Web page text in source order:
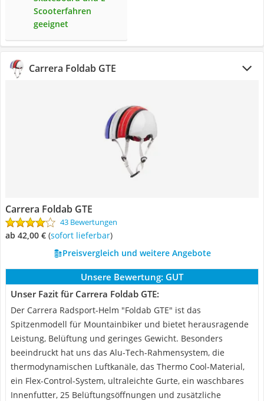
Scooterfahren
geeignet
Carrera Foldab GTE
Carrera Foldab GTE
43 Bewertungen
ab 42,00 € ( Sofort lieferbar)
Preisvergleich und weitere Angebote
Unsere Bewertung: GUT
Unser Fazit für Carrera Foldab GTE:
Der Carrera Radsport-Helm "Foldab GTE" ist das
Spitzenmodell für Mountainbiker und bietet herausragende
Leistung, Belüftung und geringes Gewicht. Besonders
beeindruckt hat uns das Alu-Tech-Rahmensystem, die
thermodynamischen Luftkanäle, das Thermo Cool-Material,
ein Flex-Control-System, ultraleichte Gurte, ein waschbares
Innenfutter, 25 Belüftungsöffnungen und zusätzliche